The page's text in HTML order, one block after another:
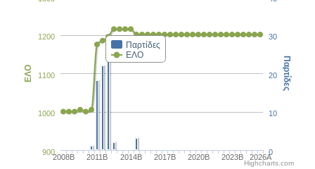
Παρτίδες
ΕΛΟ
2008B 2011B 2014B 2017B 2020B 2023B 2026A
1000
1100
1200
900
ΕΛΟ
0
10
20
30
Παρτίδες
Highcharts.com